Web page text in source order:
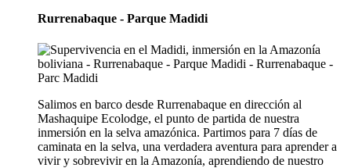
Rurrenabaque - Parque Madidi
Salimos en barco desde Rurrenabaque en dirección al
Mashaquipe Ecolodge, el punto de partida de nuestra
inmersión en la selva amazónica. Partimos para 7 días de
caminata en la selva, una verdadera aventura para aprender a
vivir y sobrevivir en la Amazonía, aprendiendo de nuestro